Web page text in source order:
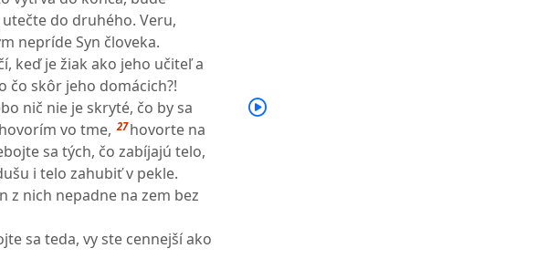
do druhého. Veru,
nepríde Syn človeka.
keď je žiak ako jeho učiteľ a
čo skôr jeho domácich?!
nič nie je skryté, čo by sa
vo tme, 27 hovorte na
sa tých, čo zabíjajú telo,
i telo zahubiť v pekle.
z nich nepadne na zem bez
sa teda, vy ste cennejší ako